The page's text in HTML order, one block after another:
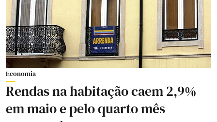
Economia
Rendas na habitação caem 2,9%
em maio e pelo quarto mês